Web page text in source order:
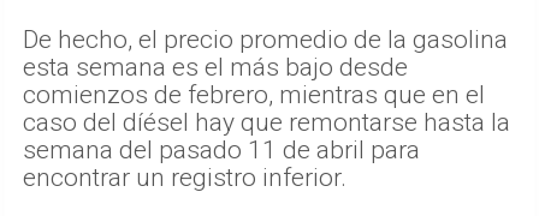
De hecho, el precio promedio de la gasolina
esta semana es el más bajo desde
comienzos de febrero, mientras que en el
caso del díésel hay que remontarse hasta la
semana del pasado 11 de abril para
encontrar un registro inferior.